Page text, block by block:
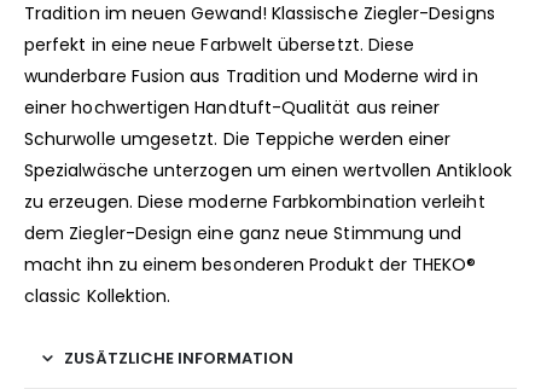
Tradition im neuen Gewand! Klassische Ziegler-Designs
perfekt in eine neue Farbwelt übersetzt. Diese
wunderbare Fusion aus Tradition und Moderne wird in
einer hochwertigen Handtuft-Qualität aus reiner
Schurwolle umgesetzt. Die Teppiche werden einer
Spezialwäsche unterzogen um einen wertvollen Antiklook
zu erzeugen. Diese moderne Farbkombination verleiht
dem Ziegler-Design eine ganz neue Stimmung und
macht ihn zu einem besonderen Produkt der THEKO®
classic Kollektion.
ZUSÄTZLICHE INFORMATION